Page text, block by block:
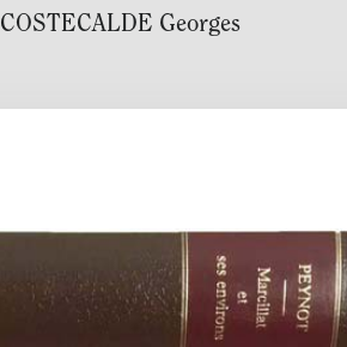
COSTECALDE Georges